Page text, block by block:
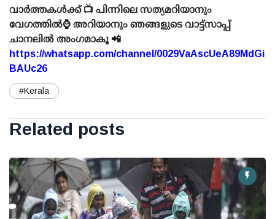
വാർത്തകൾക്ക് 📺 പിന്നിലെ സത്യമറിയാനും
വേഗത്തിൽ⌚ അറിയാനും ഞങ്ങളുടെ വാട്ട്സാപ്പ്
ചാനലിൽ അംഗമാകൂ 📲
https://whatsapp.com/channel/0029VaAscUeA89MdGi
BAUc26
#Kerala
Related posts